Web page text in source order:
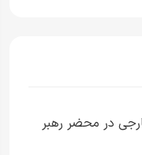
در محضر رهبر